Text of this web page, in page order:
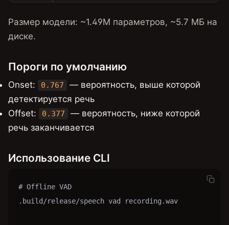
Размер модели: ~1.49M параметров, ~5.7 МБ на
диске.
Пороги по умолчанию
Onset: 0.767
— вероятность, выше которой
детектируется речь
Offset:
0.377
— вероятность, ниже которой
речь заканчивается
Использование CLI
# Offline VAD
.build/release/speech vad recording.wav